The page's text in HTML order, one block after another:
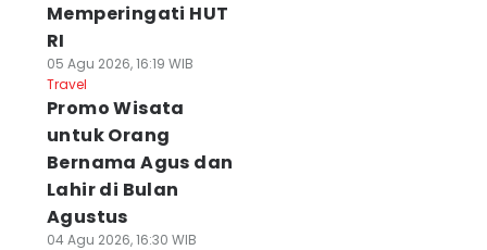
Memperingati HUT
RI
05 Agu 2026, 16:19 WIB
Travel
Promo Wisata
untuk Orang
Bernama Agus dan
Lahir di Bulan
Agustus
04 Agu 2026, 16:30 WIB